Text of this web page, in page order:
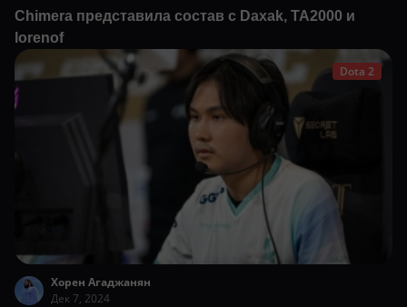
Chimera представила состав с Daxak, TA2000 и
lorenof
Dota 2
Хорен Агаджанян
Дек 7, 2024